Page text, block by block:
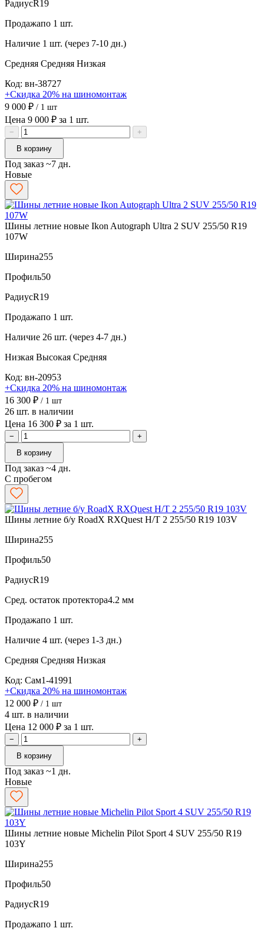
РадиусR19
Продажапо 1 шт.
Наличие 1 шт. (через 7-10 дн.)
Средняя Средняя Низкая
Код: вн-38727
+Скидка 20% на шиномонтаж
9 000 ₽ / 1 шт
Цена 9 000 ₽ за 1 шт.
−
+
В корзину
Под заказ ~7 дн.
Новые
Шины летние новые Ikon Autograph Ultra 2 SUV 255/50 R19
107W
Ширина255
Профиль50
РадиусR19
Продажапо 1 шт.
Наличие 26 шт. (через 4-7 дн.)
Низкая Высокая Средняя
Код: вн-20953
+Скидка 20% на шиномонтаж
16 300 ₽ / 1 шт
26 шт. в наличии
Цена 16 300 ₽ за 1 шт.
−
+
В корзину
Под заказ ~4 дн.
С пробегом
Шины летние б/у RoadX RXQuest H/T 2 255/50 R19 103V
Ширина255
Профиль50
РадиусR19
Сред. остаток протектора4.2 мм
Продажапо 1 шт.
Наличие 4 шт. (через 1-3 дн.)
Средняя Средняя Низкая
Код: Сам1-41991
+Скидка 20% на шиномонтаж
12 000 ₽ / 1 шт
4 шт. в наличии
Цена 12 000 ₽ за 1 шт.
−
+
В корзину
Под заказ ~1 дн.
Новые
Шины летние новые Michelin Pilot Sport 4 SUV 255/50 R19
103Y
Ширина255
Профиль50
РадиусR19
Продажапо 1 шт.